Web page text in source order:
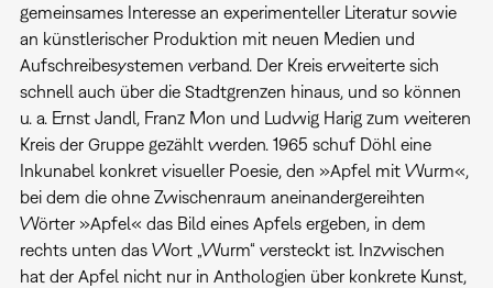
gemeinsames Interesse an experimenteller Literatur sowie
an künstlerischer Produktion mit neuen Medien und
Aufschreibesystemen verband. Der Kreis erweiterte sich
schnell auch über die Stadtgrenzen hinaus, und so können
u. a. Ernst Jandl, Franz Mon und Ludwig Harig zum weiteren
Kreis der Gruppe gezählt werden. 1965 schuf Döhl eine
Inkunabel konkret visueller Poesie, den »Apfel mit Wurm«,
bei dem die ohne Zwischenraum aneinandergereihten
Wörter »Apfel« das Bild eines Apfels ergeben, in dem
rechts unten das Wort „Wurm“ versteckt ist. Inzwischen
hat der Apfel nicht nur in Anthologien über konkrete Kunst,